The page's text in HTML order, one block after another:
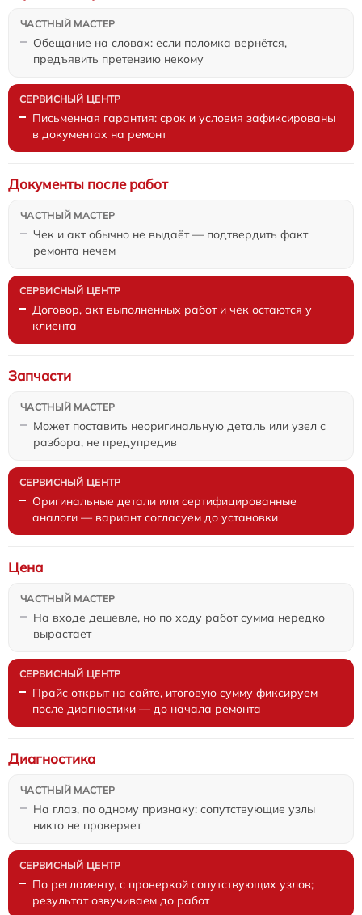
Обещание на словах: если поломка вернётся,
предъявить претензию некому
Письменная гарантия: срок и условия зафиксированы
в документах на ремонт
Чек и акт обычно не выдаёт — подтвердить факт
ремонта нечем
Документы после работ
Договор, акт выполненных работ и чек остаются у
клиента
Может поставить неоригинальную деталь или узел с
разбора, не предупредив
Запчасти
Оригинальные детали или сертифицированные
аналоги — вариант согласуем до установки
На входе дешевле, но по ходу работ сумма нередко
вырастает
Цена
Прайс открыт на сайте, итоговую сумму фиксируем
после диагностики — до начала ремонта
На глаз, по одному признаку: сопутствующие узлы
никто не проверяет
Диагностика
По регламенту, с проверкой сопутствующих узлов;
результат озвучиваем до работ